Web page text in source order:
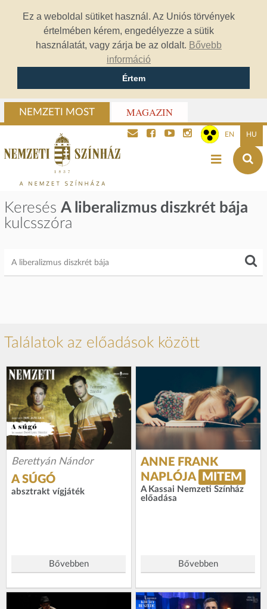
Ez a weboldal sütiket használ. Az Uniós törvények
értelmében kérem, engedélyezze a sütik
használatát, vagy zárja be az oldalt. Bővebb
információ
Értem
NEMZETI MOST MAGAZIN
EN HU
Keresés A liberalizmus diszkrét bája
kulcsszóra
Találatok az előadások között
Berettyán Nándor
A SÚGÓ
absztrakt vígjáték
Bővebben
ANNE FRANK
NAPLÓJA
MITEM
A Kassai Nemzeti Színház
előadása
Bővebben